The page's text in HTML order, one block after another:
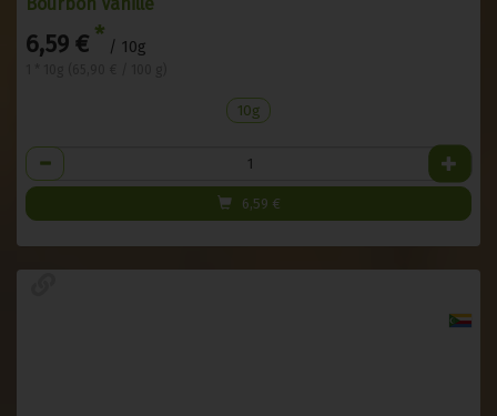
6,59 € * / 10g
10g
Anzahl
6,59 €